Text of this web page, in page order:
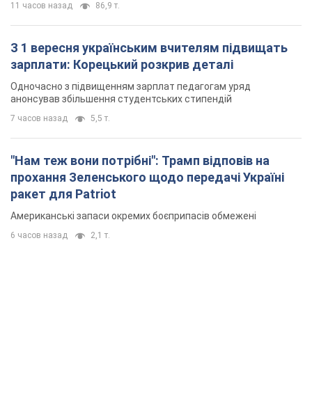
11 часов назад 86,9 т.
З 1 вересня українським вчителям підвищать
зарплати: Корецький розкрив деталі
Одночасно з підвищенням зарплат педагогам уряд
анонсував збільшення студентських стипендій
7 часов назад 5,5 т.
"Нам теж вони потрібні": Трамп відповів на
прохання Зеленського щодо передачі Україні
ракет для Patriot
Американські запаси окремих боєприпасів обмежені
6 часов назад 2,1 т.